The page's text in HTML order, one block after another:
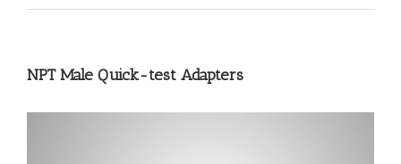
NPT Male Quick-test Adapters